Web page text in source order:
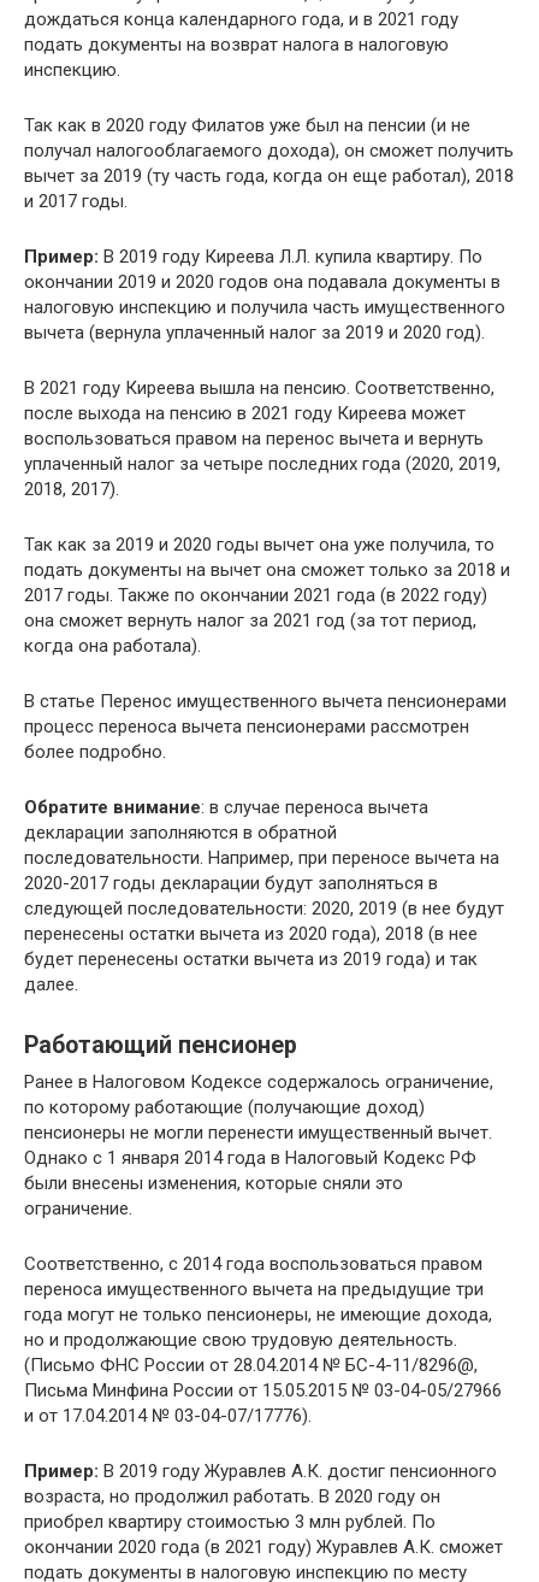
дождаться конца календарного года, и в 2021 году
подать документы на возврат налога в налоговую
инспекцию.
Так как в 2020 году Филатов уже был на пенсии (и не
получал налогооблагаемого дохода), он сможет получить
вычет за 2019 (ту часть года, когда он еще работал), 2018
и 2017 годы.
Пример: В 2019 году Киреева Л.Л. купила квартиру. По
окончании 2019 и 2020 годов она подавала документы в
налоговую инспекцию и получила часть имущественного
вычета (вернула уплаченный налог за 2019 и 2020 год).
В 2021 году Киреева вышла на пенсию. Соответственно,
после выхода на пенсию в 2021 году Киреева может
воспользоваться правом на перенос вычета и вернуть
уплаченный налог за четыре последних года (2020, 2019,
2018, 2017).
Так как за 2019 и 2020 годы вычет она уже получила, то
подать документы на вычет она сможет только за 2018 и
2017 годы. Также по окончании 2021 года (в 2022 году)
она сможет вернуть налог за 2021 год (за тот период,
когда она работала).
В статье Перенос имущественного вычета пенсионерами
процесс переноса вычета пенсионерами рассмотрен
более подробно.
Обратите внимание: в случае переноса вычета
декларации заполняются в обратной
последовательности. Например, при переносе вычета на
2020-2017 годы декларации будут заполняться в
следующей последовательности: 2020, 2019 (в нее будут
перенесены остатки вычета из 2020 года), 2018 (в нее
будет перенесены остатки вычета из 2019 года) и так
далее.
Работающий пенсионер
Ранее в Налоговом Кодексе содержалось ограничение,
по которому работающие (получающие доход)
пенсионеры не могли перенести имущественный вычет.
Однако с 1 января 2014 года в Налоговый Кодекс РФ
были внесены изменения, которые сняли это
ограничение.
Соответственно, с 2014 года воспользоваться правом
переноса имущественного вычета на предыдущие три
года могут не только пенсионеры, не имеющие дохода,
но и продолжающие свою трудовую деятельность.
(Письмо ФНС России от 28.04.2014 № БС-4-11/8296@,
Письма Минфина России от 15.05.2015 № 03-04-05/27966
и от 17.04.2014 № 03-04-07/17776).
Пример: В 2019 году Журавлев А.К. достиг пенсионного
возраста, но продолжил работать. В 2020 году он
приобрел квартиру стоимостью 3 млн рублей. По
окончании 2020 года (в 2021 году) Журавлев А.К. сможет
подать документы в налоговую инспекцию по месту